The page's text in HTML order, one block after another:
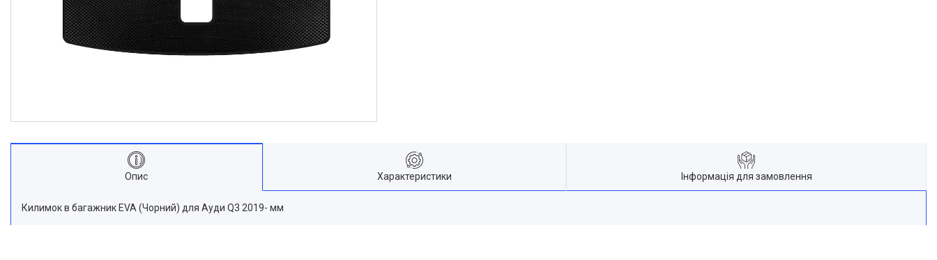
Опис Характеристики Інформація для замовлення
Килимок в багажник EVA (Чорний) для Ауди Q3 2019- мм